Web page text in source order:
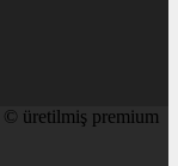
© üretilmiş premium